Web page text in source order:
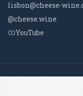
lisbon@cheese-
@cheese.wine
YouTube
© 2026 Cheese & Wine ·